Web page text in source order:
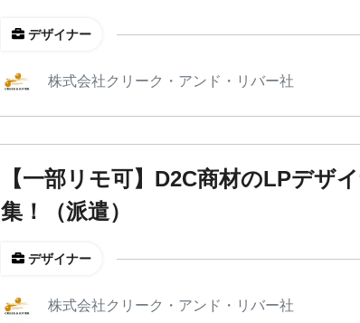
デザイナー
株式会社クリーク・アンド・リバー社
【一部リモ可】D2C商材のLPデザ
集！（派遣）
デザイナー
株式会社クリーク・アンド・リバー社